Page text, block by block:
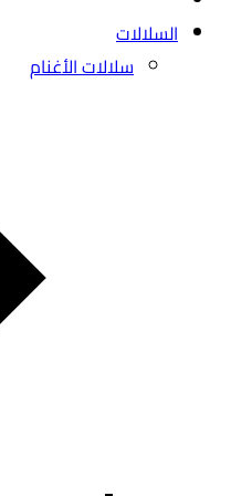
السلالات
سلالات الأغنام